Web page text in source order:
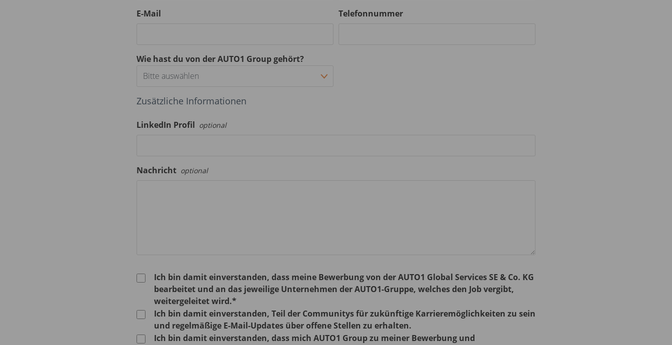
E-Mail Telefonnummer
Wie hast du von der AUTO1 Group gehört?
Bitte auswählen
Zusätzliche Informationen
LinkedIn Profil optional
Nachricht optional
Ich bin damit einverstanden, dass meine Bewerbung von der AUTO1 Global Services SE & Co. KG
bearbeitet und an das jeweilige Unternehmen der AUTO1-Gruppe, welches den Job vergibt,
weitergeleitet wird.*
Ich bin damit einverstanden, Teil der Communitys für zukünftige Karrieremöglichkeiten zu sein
und regelmäßige E-Mail-Updates über offene Stellen zu erhalten.
Ich bin damit einverstanden, dass mich AUTO1 Group zu meiner Bewerbung und